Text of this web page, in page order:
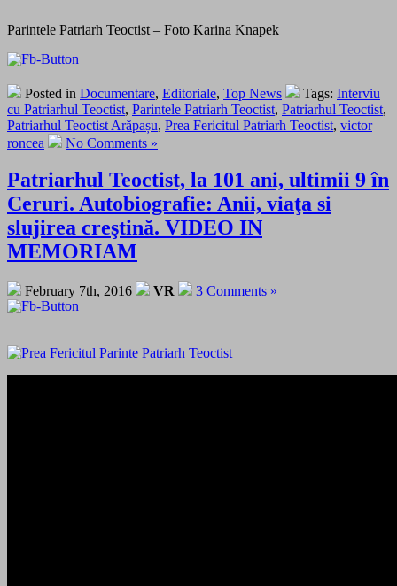
Parintele Patriarh Teoctist – Foto Karina Knapek
Posted in Documentare, Editoriale, Top News Tags: Interviu
cu Patriarhul Teoctist, Parintele Patriarh Teoctist, Patriarhul Teoctist,
Patriarhul Teoctist Arăpașu, Prea Fericitul Patriarh Teoctist, victor
roncea
No Comments »
Patriarhul Teoctist, la 101 ani, ultimii 9 în
Ceruri. Autobiografie: Anii, viaţa si
slujirea creştină. VIDEO IN
MEMORIAM
February 7th, 2016 VR 3 Comments »